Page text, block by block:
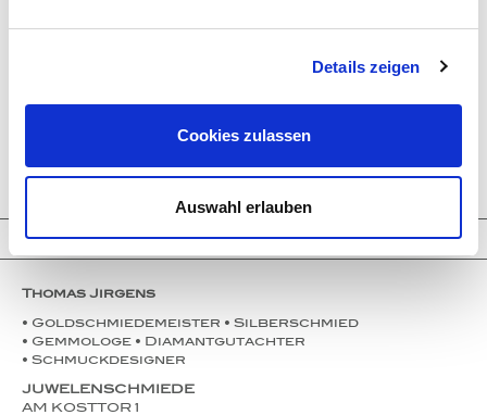
Details zeigen
Cookies zulassen
Auswahl erlauben
Unternehmen
Instagram
Impressum
Datenschutz
Kontakt
Thomas Jirgens
• Goldschmiedemeister • Silberschmied
• Gemmologe • Diamantgutachter
• Schmuckdesigner
JUWELENSCHMIEDE
AM KOSTTOR 1